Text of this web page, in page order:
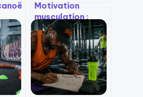
Motivation
musculation :
l’erreur des 6
séances par
semaine qui vous
fera arrêter en 3
mois